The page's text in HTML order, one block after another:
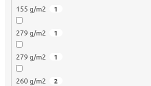
155 g/m2 1
279 g/m2 1
279 g/m2 1
260 g/m2 2